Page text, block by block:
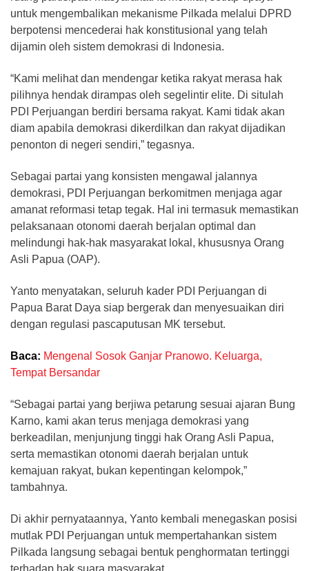
untuk mengembalikan mekanisme Pilkada melalui DPRD
berpotensi mencederai hak konstitusional yang telah
dijamin oleh sistem demokrasi di Indonesia.
​“Kami melihat dan mendengar ketika rakyat merasa hak
pilihnya hendak dirampas oleh segelintir elite. Di situlah
PDI Perjuangan berdiri bersama rakyat. Kami tidak akan
diam apabila demokrasi dikerdilkan dan rakyat dijadikan
penonton di negeri sendiri,” tegasnya.
​Sebagai partai yang konsisten mengawal jalannya
demokrasi, PDI Perjuangan berkomitmen menjaga agar
amanat reformasi tetap tegak. Hal ini termasuk memastikan
pelaksanaan otonomi daerah berjalan optimal dan
melindungi hak-hak masyarakat lokal, khususnya Orang
Asli Papua (OAP).
​Yanto menyatakan, seluruh kader PDI Perjuangan di
Papua Barat Daya siap bergerak dan menyesuaikan diri
dengan regulasi pascaputusan MK tersebut.
Baca: Mengenal Sosok Ganjar Pranowo. Keluarga,
Tempat Bersandar
​“Sebagai partai yang berjiwa petarung sesuai ajaran Bung
Karno, kami akan terus menjaga demokrasi yang
berkeadilan, menjunjung tinggi hak Orang Asli Papua,
serta memastikan otonomi daerah berjalan untuk
kemajuan rakyat, bukan kepentingan kelompok,”
tambahnya.
​Di akhir pernyataannya, Yanto kembali menegaskan posisi
mutlak PDI Perjuangan untuk mempertahankan sistem
Pilkada langsung sebagai bentuk penghormatan tertinggi